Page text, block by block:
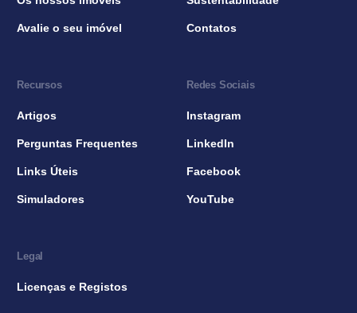
Avalie o seu imóvel Contatos
Recursos
Artigos
Perguntas Frequentes
Links Úteis
Simuladores
Redes Sociais
Instagram
LinkedIn
Facebook
YouTube
Legal
Licenças e Registos